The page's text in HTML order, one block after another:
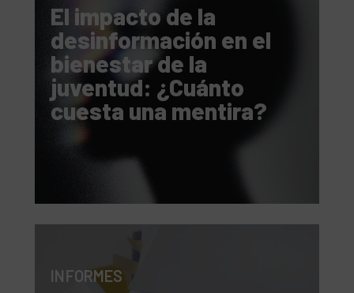
El impacto de la
desinformación en el
bienestar de la
juventud: ¿Cuánto
cuesta una mentira?
INFORMES